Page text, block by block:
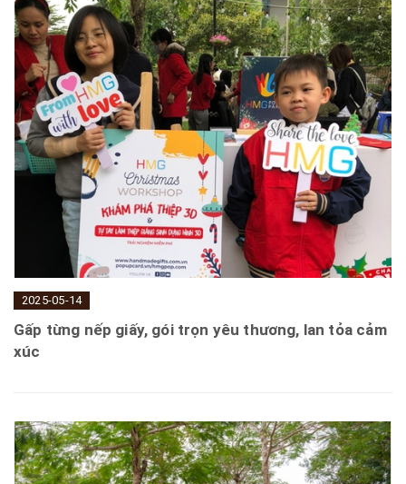
2025-05-14
Gấp từng nếp giấy, gói trọn yêu thương, lan tỏa cảm
xúc